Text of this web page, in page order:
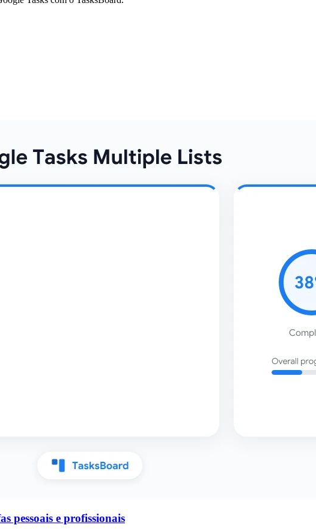
pessoais e profissionais